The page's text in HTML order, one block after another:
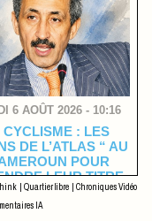
6 AOÛT 2026 - 10:16
CYCLISME : LES
DE L’ATLAS “ AU
POUR
LEUR TITRE
GRAND PRIX
«
| Quartier libre | Chroniques Vidéo
IA